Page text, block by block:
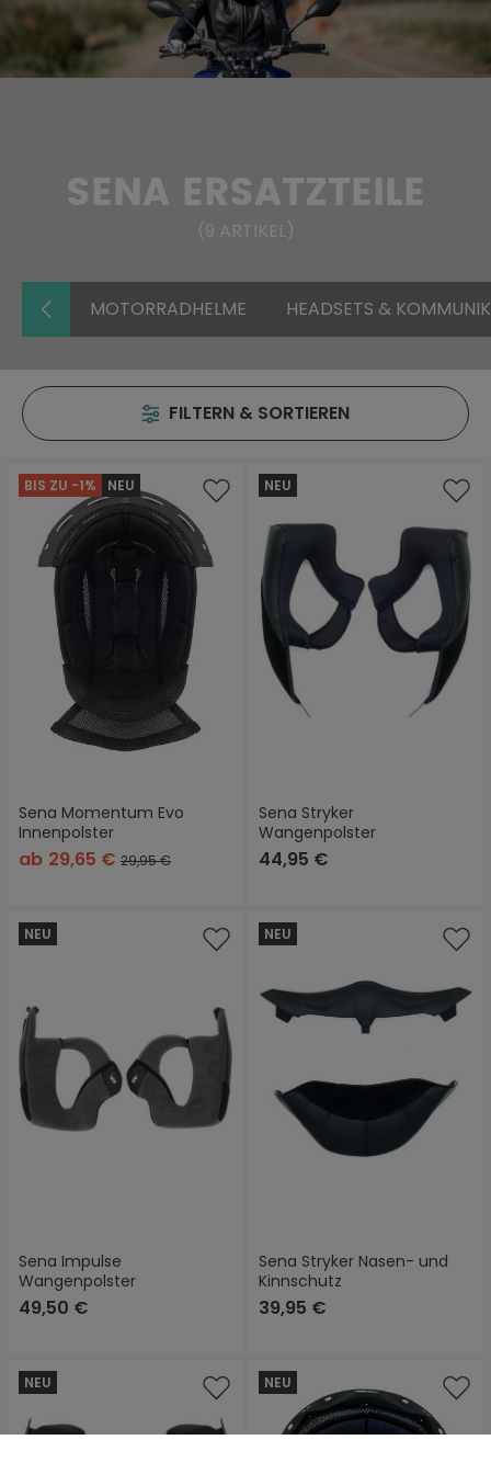
SENA ERSATZTEILE
(9 ARTIKEL)
MOTORRADHELME HEADSETS &
FILTERN & SORTIEREN
BIS ZU -1% NEU
Sena Momentum Evo
Innenpolster
ab 29,65 € 29,95 €
NEU
Sena Stryker
Wangenpolster
44,95 €
NEU
Sena Impulse
Wangenpolster
49,50 €
NEU
Sena Stryker Nasen- und
Kinnschutz
39,95 €
NEU NEU